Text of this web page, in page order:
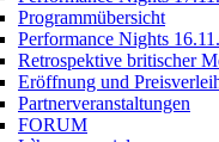
Programmübersicht
Performance Nights 16.11.
Retrospektive britischer
Eröffnung und
Partnerveranstaltungen
FORUM